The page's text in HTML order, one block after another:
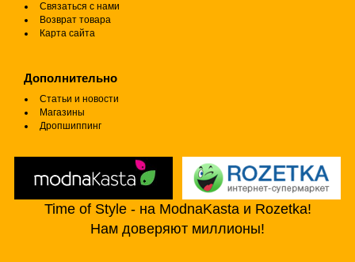
Связаться с нами
Возврат товара
Карта сайта
Дополнительно
Статьи и новости
Магазины
Дропшиппинг
Time of Style - на ModnaKasta и Rozetka!
Нам доверяют миллионы!